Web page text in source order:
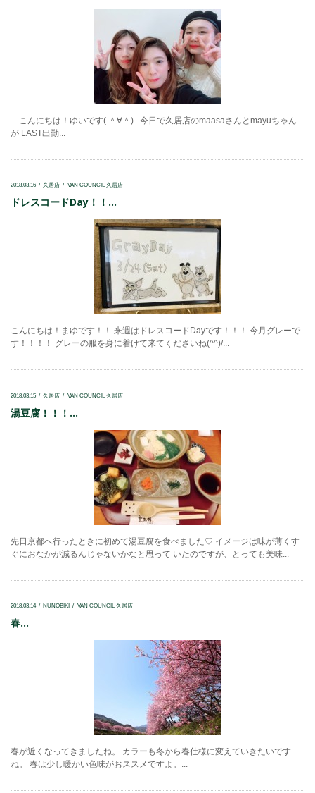
こんにちは！ゆいです( ＾∀＾) 今日で久居店のmaasaさんとmayuちゃん
が LAST出勤...
2018.03.16 久居店 VAN COUNCIL 久居店
ドレスコードDay！！...
こんにちは！まゆです！！ 来週はドレスコードDayです！！！ 今月グレーで
す！！！！ グレーの服を身に着けて来てくださいね(^^)/...
2018.03.15 久居店 VAN COUNCIL 久居店
湯豆腐！！！...
先日京都へ行ったときに初めて湯豆腐を食べました♡ イメージは味が薄くす
ぐにおなかが減るんじゃないかなと思って いたのですが、とっても美味...
2018.03.14 NUNOBIKI VAN COUNCIL 久居店
春...
春が近くなってきましたね。 カラーも冬から春仕様に変えていきたいです
ね。 春は少し暖かい色味がおススメですよ。...